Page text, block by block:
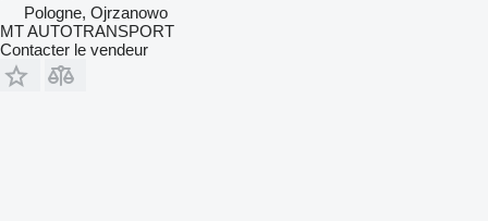
Pologne, Ojrzanowo
MT AUTOTRANSPORT
Contacter le vendeur